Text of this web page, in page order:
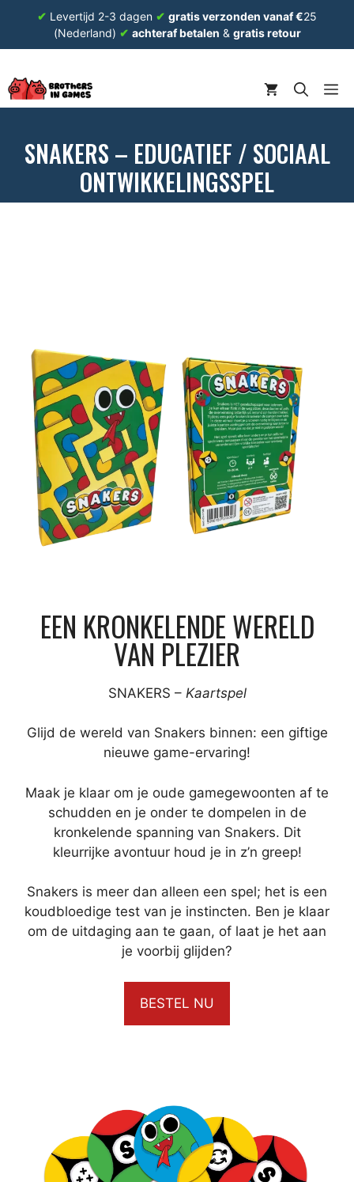
de
✔ Levertijd 2-3 dagen ✔ gratis verzonden vanaf €25
(Nederland) ✔ achteraf betalen & gratis retour
SNAKERS – EDUCATIEF / SOCIAAL
ONTWIKKELINGSSPEL
EEN KRONKELENDE WERELD
VAN PLEZIER
SNAKERS – Kaartspel
Glijd de wereld van Snakers binnen: een giftige
nieuwe game-ervaring!
Maak je klaar om je oude gamegewoonten af te
schudden en je onder te dompelen in de
kronkelende spanning van Snakers. Dit
kleurrijke avontuur houd je in z’n greep!
Snakers is meer dan alleen een spel; het is een
koudbloedige test van je instincten. Ben je klaar
om de uitdaging aan te gaan, of laat je het aan
je voorbij glijden?
BESTEL NU